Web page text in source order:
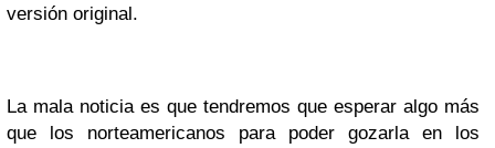
versión original.
La mala noticia es que tendremos que esperar algo más
que los norteamericanos para poder gozarla en los